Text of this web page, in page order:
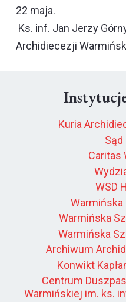
22 maja.
Ks. inf. Jan Jerzy
Archidiecezji
Kuria
Sąd
Caritas
WSD
Warmińska
Warmińska
Warmińska
Archiwum
Konwikt
Centrum
Warmińskiej im. ks.